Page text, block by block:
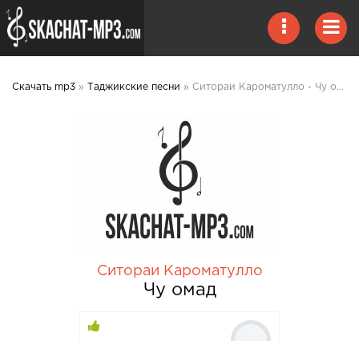
Скачать mp3 » Таджикские песни » Ситораи Кароматулло - Чу омад 2020 mp3 скачать
Ситораи Кароматулло
Чу омад